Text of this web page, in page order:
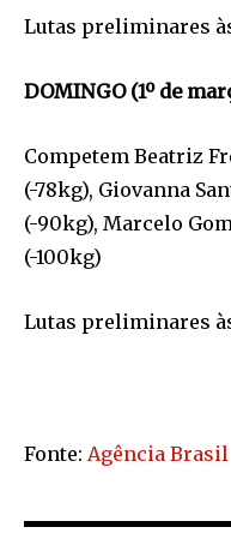
Lutas preliminares
DOMINGO (1º de
Competem Beatriz
(-78kg), Giovanna
(-90kg), Marcelo
(-100kg)
Lutas preliminares
Fonte: Agência Brasil